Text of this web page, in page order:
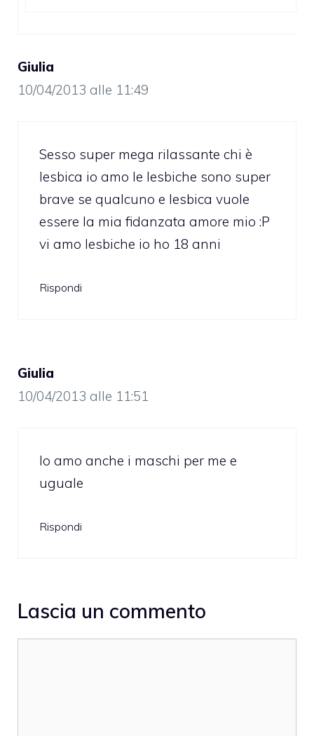
Giulia
10/04/2013 alle 11:49
Sesso super mega rilassante chi è
lesbica io amo le lesbiche sono super
brave se qualcuno e lesbica vuole
essere la mia fidanzata amore mio :P
vi amo lesbiche io ho 18 anni
Rispondi
Giulia
10/04/2013 alle 11:51
Io amo anche i maschi per me e
uguale
Rispondi
Lascia un commento